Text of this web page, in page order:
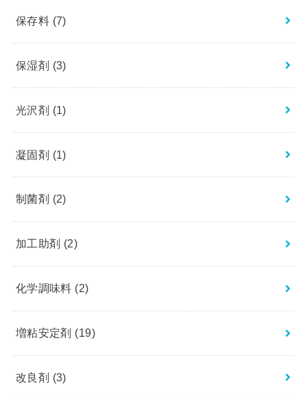
保存料 (7)
保湿剤 (3)
光沢剤 (1)
凝固剤 (1)
制菌剤 (2)
加工助剤 (2)
化学調味料 (2)
増粘安定剤 (19)
改良剤 (3)